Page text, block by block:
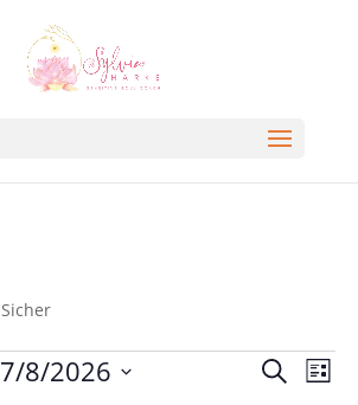
Sicher
SucheListe
7/8/2026